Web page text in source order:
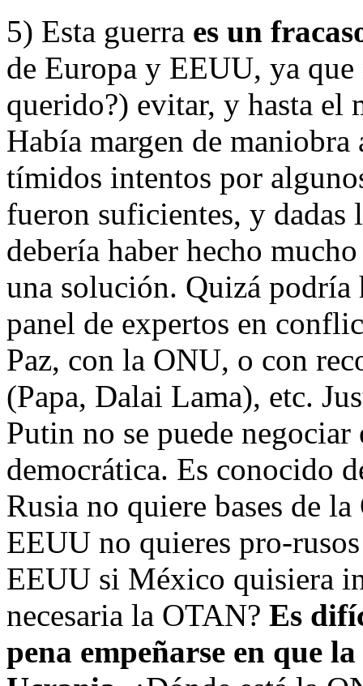
5) Esta guerra es un
de Europa y EEUU, ya
querido?) evitar, y hasta el
Había margen de maniobra
tímidos intentos por
fueron suficientes, y dadas
debería haber hecho
una solución. Quizá
panel de expertos en
Paz, con la ONU, o con
(Papa, Dalai Lama), etc.
Putin no se puede negociar
democrática. Es conocido
Rusia no quiere bases de
EEUU no quieres pro-
EEUU si México quisiera
necesaria la OTAN? Es
pena empeñarse en que